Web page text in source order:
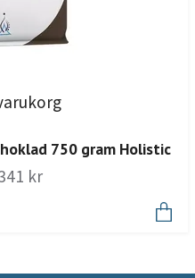
750 gram Holistic
kr